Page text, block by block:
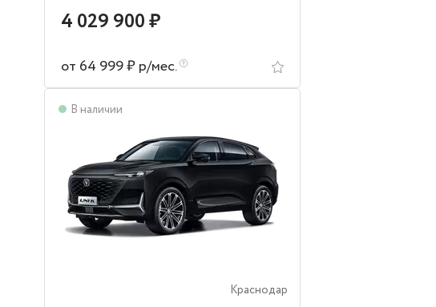
4 029 900 ₽
от 64 999 ₽ р/мес.
В наличии
Краснодар